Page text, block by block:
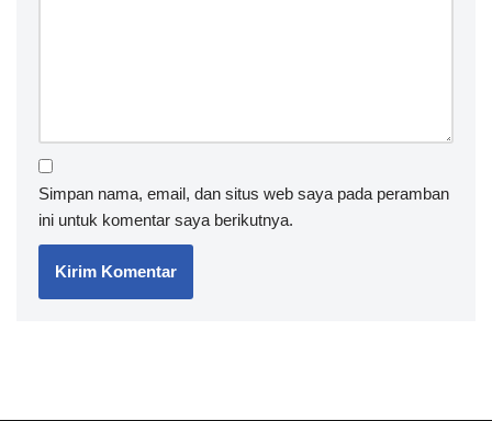
Simpan nama, email, dan situs web saya pada peramban
ini untuk komentar saya berikutnya.